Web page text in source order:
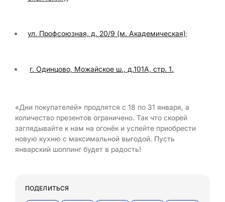
ул. Профсоюзная, д. 20/9 (м. Академическая);
г. Одинцово, Можайское ш., д.101А, стр. 1.
«Дни покупателей» продлятся с 18 по 31 января, а
количество презентов ограничено. Так что скорей
заглядывайте к нам на огонёк и успейте приобрести
новую кухню с максимальной выгодой. Пусть
январский шоппинг будет в радость!
ПОДЕЛИТЬСЯ